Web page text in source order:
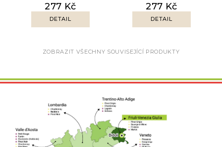
277 Kč
DETAIL
277 Kč
DETAIL
ZOBRAZIT VŠECHNY SOUVISEJÍCÍ PRODUKTY